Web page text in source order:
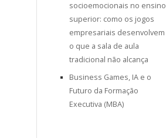
socioemocionais no ensino
superior: como os jogos
empresariais desenvolvem
o que a sala de aula
tradicional não alcança
Business Games, IA e o
Futuro da Formação
Executiva (MBA)